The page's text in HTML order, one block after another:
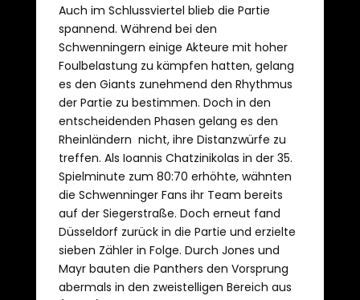
Auch im Schlussviertel blieb die Partie
spannend. Während bei den
Schwenningern einige Akteure mit hoher
Foulbelastung zu kämpfen hatten, gelang
es den Giants zunehmend den Rhythmus
der Partie zu bestimmen. Doch in den
entscheidenden Phasen gelang es den
Rheinländern nicht, ihre Distanzwürfe zu
treffen. Als Ioannis Chatzinikolas in der 35.
Spielminute zum 80:70 erhöhte, wähnten
die Schwenninger Fans ihr Team bereits
auf der Siegerstraße. Doch erneut fand
Düsseldorf zurück in die Partie und erzielte
sieben Zähler in Folge. Durch Jones und
Mayr bauten die Panthers den Vorsprung
abermals in den zweistelligen Bereich aus